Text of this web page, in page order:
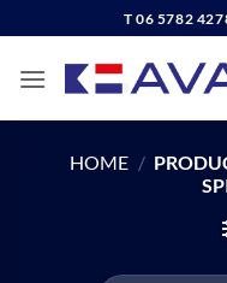
naar
inhoud
T 06 5782
HOME /